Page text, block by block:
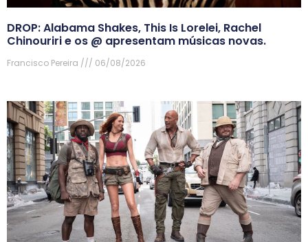
DROP: Alabama Shakes, This Is Lorelei, Rachel
Chinouriri e os @ apresentam músicas novas.
Francisco Pereira 06/08/2026